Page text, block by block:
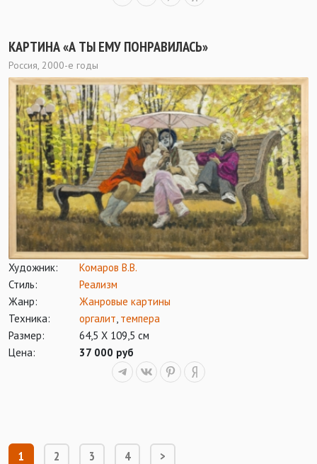
КАРТИНА «А ТЫ ЕМУ ПОНРАВИЛАСЬ»
Россия, 2000-е годы
Художник:
Комаров В.В.
Стиль:
Реализм
Жанр:
Жанровые картины
Техника:
оргалит темпера
Размер:
64,5 Х 109,5 см
Цена:
37 000 руб
1 2 3 4 >